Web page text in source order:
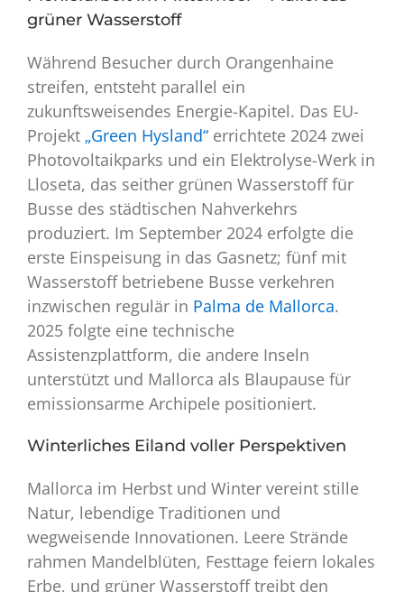
grüner Wasserstoff
Während Besucher durch Orangenhaine
streifen, entsteht parallel ein
zukunftsweisendes Energie-Kapitel. Das EU-
Projekt „Green Hysland“errichtete 2024 zwei
Photovoltaikparks und ein Elektrolyse-Werk in
Lloseta, das seither grünen Wasserstoff für
Busse des städtischen Nahverkehrs
produziert. Im September 2024 erfolgte die
erste Einspeisung in das Gasnetz; fünf mit
Wasserstoff betriebene Busse verkehren
inzwischen regulär in Palma de Mallorca.
2025 folgte eine technische
Assistenzplattform, die andere Inseln
unterstützt und Mallorca als Blaupause für
emissionsarme Archipele positioniert.
Winterliches Eiland voller Perspektiven
Mallorca im Herbst und Winter vereint stille
Natur, lebendige Traditionen und
wegweisende Innovationen. Leere Strände
rahmen Mandelblüten, Festtage feiern lokales
Erbe, und grüner Wasserstoff treibt den